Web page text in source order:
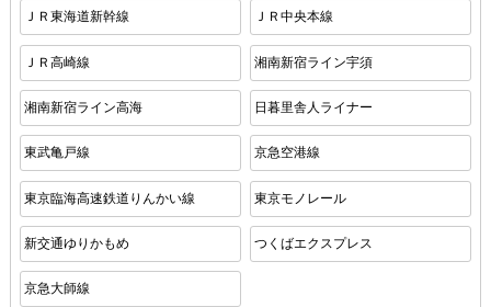
ＪＲ東海道新幹線 ＪＲ中央本線
ＪＲ高崎線 湘南新宿ライン宇須
湘南新宿ライン高海 日暮里舎人ライナー
東武亀戸線 京急空港線
東京臨海高速鉄道りんかい線 東京モノレール
新交通ゆりかもめ つくばエクスプレス
京急大師線